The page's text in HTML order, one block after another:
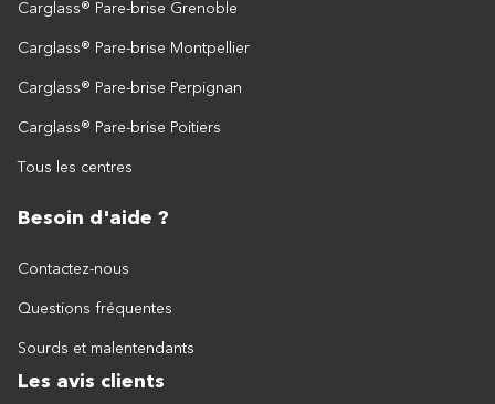
Carglass® Pare-brise Grenoble
Carglass® Pare-brise Montpellier
Carglass® Pare-brise Perpignan
Carglass® Pare-brise Poitiers
Tous les centres
Besoin d'aide ?
Contactez-nous
Questions fréquentes
Sourds et malentendants
Les avis clients